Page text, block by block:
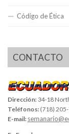
Código de Ética
CONTACTO
Dirección: 34-18
Teléfonos: (718)
E-mail: